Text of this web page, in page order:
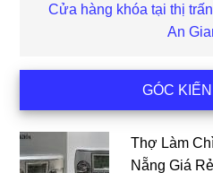
Bài
Cửa hàng khóa tại thị
An
chính
GÓC
Thợ Làm
Nẵng Giá